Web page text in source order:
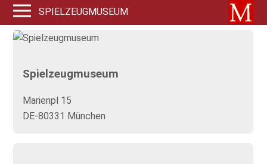
SPIELZEUGMUSEUM
Spielzeugmuseum
Marienpl 15
DE-80331 München